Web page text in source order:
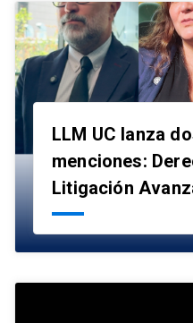
LLM UC lanza
menciones:
Litigación